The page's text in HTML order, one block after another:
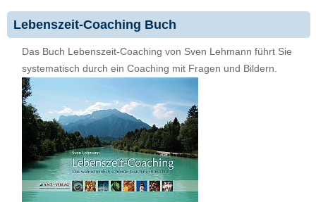
Lebenszeit-Coaching Buch
Das Buch Lebenszeit-Coaching von Sven Lehmann führt Sie
systematisch durch ein Coaching mit Fragen und Bildern.